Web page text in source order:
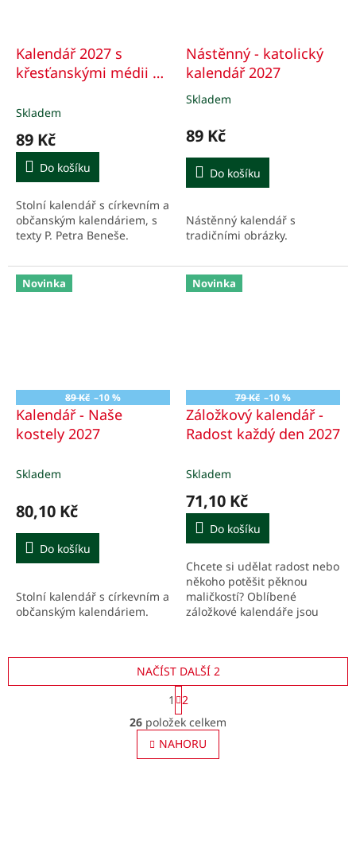
Kalendář 2027 s
křesťanskými médii s
Skladem
89 Kč
Do košíku
Stolní kalendář s církevním a
občanským kalendáriem, s
texty P. Petra Beneše.
Nástěnný - katolický
kalendář 2027
Průměrné
produktu
je
5,0
5
Skladem
89 Kč
Do košíku
Nástěnný kalendář s
tradičními obrázky.
Novinka
89 Kč –10 %
Kalendář - Naše
kostely 2027
Skladem
80,10 Kč
Do košíku
Stolní kalendář s církevním a
občanským kalendáriem.
Novinka
79 Kč –10 %
Záložkový kalendář -
Radost každý den 2027
Skladem
71,10 Kč
Do košíku
Chcete si udělat radost nebo
někoho potěšit pěknou
maličkostí? Oblíbené
záložkové kalendáře jsou
spolupracovníky nebo
spolužáky.
O
v
l
á
NAČÍST DALŠÍ 2
S
t
r
á
n
k
1
2
26 položek celkem
NAHORU